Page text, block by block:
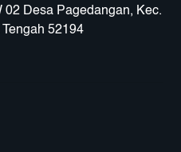
02 Desa Pagedangan, Kec.
52194